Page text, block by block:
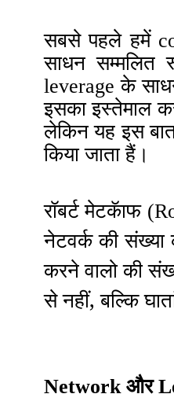
सबसे पहले हमें
साधन
leverage के
इसका इस्तेमाल
लेकिन यह इस
किया जाता हैं ।
रॉबर्ट मेटकॅाफ (
नेटवर्क की संख्या
करने वालो की
से नहीं, बल्कि
Networkऔर